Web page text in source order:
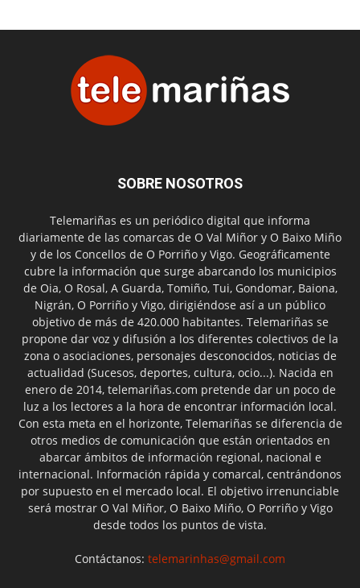
SOBRE NOSOTROS
Telemariñas es un periódico digital que informa
diariamente de las comarcas de O Val Miñor y O Baixo Miño
y de los Concellos de O Porriño y Vigo. Geográficamente
cubre la información que surge abarcando los municipios
de Oia, O Rosal, A Guarda, Tomiño, Tui, Gondomar, Baiona,
Nigrán, O Porriño y Vigo, dirigiéndose así a un público
objetivo de más de 420.000 habitantes. Telemariñas se
propone dar voz y difusión a los diferentes colectivos de la
zona o asociaciones, personajes desconocidos, noticias de
actualidad (Sucesos, deportes, cultura, ocio...). Nacida en
enero de 2014, telemariñas.com pretende dar un poco de
luz a los lectores a la hora de encontrar información local.
Con esta meta en el horizonte, Telemariñas se diferencia de
otros medios de comunicación que están orientados en
abarcar ámbitos de información regional, nacional e
internacional. Información rápida y comarcal, centrándonos
por supuesto en el mercado local. El objetivo irrenunciable
será mostrar O Val Miñor, O Baixo Miño, O Porriño y Vigo
desde todos los puntos de vista.
Contáctanos: telemarinhas@gmail.com